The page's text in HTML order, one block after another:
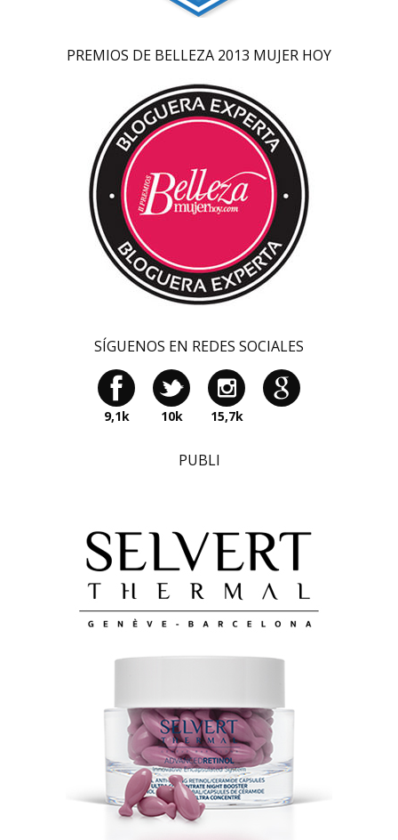
PREMIOS DE BELLEZA 2013 MUJER HOY
SÍGUENOS EN REDES SOCIALES
9,1k 10k 15,7k
PUBLI